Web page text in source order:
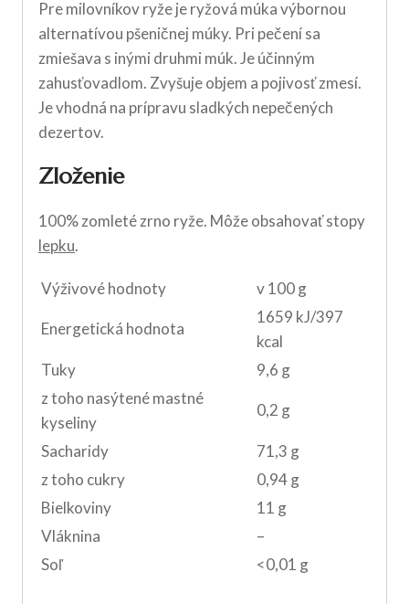
Pre milovníkov ryže je ryžová múka výbornou
alternatívou pšeničnej múky. Pri pečení sa
zmiešava s inými druhmi múk. Je účinným
zahusťovadlom. Zvyšuje objem a pojivosť zmesí.
Je vhodná na prípravu sladkých nepečených
dezertov.
Zloženie
100% zomleté zrno ryže. Môže obsahovať stopy
lepku.
Výživové hodnoty v 100 g
Energetická hodnota
1659 kJ/397
kcal
Tuky
9,6 g
z toho nasýtené mastné
kyseliny
0,2 g
Sacharidy
71,3 g
z toho cukry
0,94 g
Bielkoviny
11 g
Vláknina
–
Soľ
<0,01 g